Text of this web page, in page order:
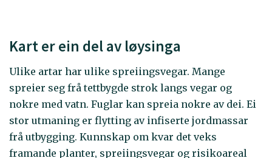
Kart er ein del av løysinga
Ulike artar har ulike spreiingsvegar. Mange
spreier seg frå tettbygde strok langs vegar og
nokre med vatn. Fuglar kan spreia nokre av dei. Ei
stor utmaning er flytting av infiserte jordmassar
frå utbygging. Kunnskap om kvar det veks
framande planter, spreiingsvegar og risikoareal